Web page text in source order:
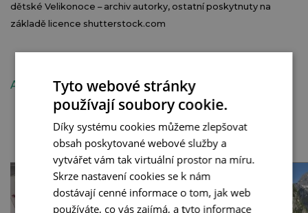
dětské Velikonoce – archiv autorky, ostatní poskytnuty na
základě licence shutterstock.com
ANDALUSIE ŠPANĚLSKO ZA POZNÁNÍM
SOUVISEJÍCÍ ČLÁNKY
Tyto webové stránky
používají soubory cookie.
Díky systému cookies můžeme zlepšovat
obsah poskytované webové služby a
vytvářet vám tak virtuální prostor na míru.
Skrze nastavení cookies se k nám
dostávají cenné informace o tom, jak web
používáte, co vás zajímá, a tyto informace